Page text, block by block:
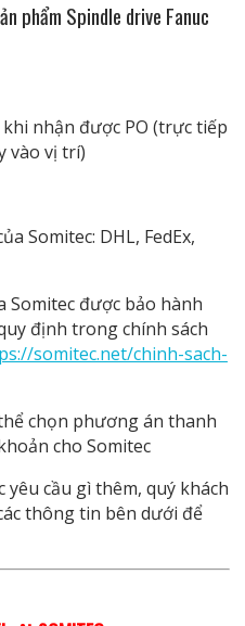
phẩm Spindle drive Fanuc
nhận được PO (trực tiếp
vào vị trí)
Somitec: DHL, FedEx,
Somitec được bảo hành
định trong chính sách
somitec.net/chinh-sach-
chọn phương án thanh
cho Somitec
cầu gì thêm, quý khách
thông tin bên dưới để